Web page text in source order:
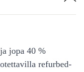
jopa 40 %
refurbed-